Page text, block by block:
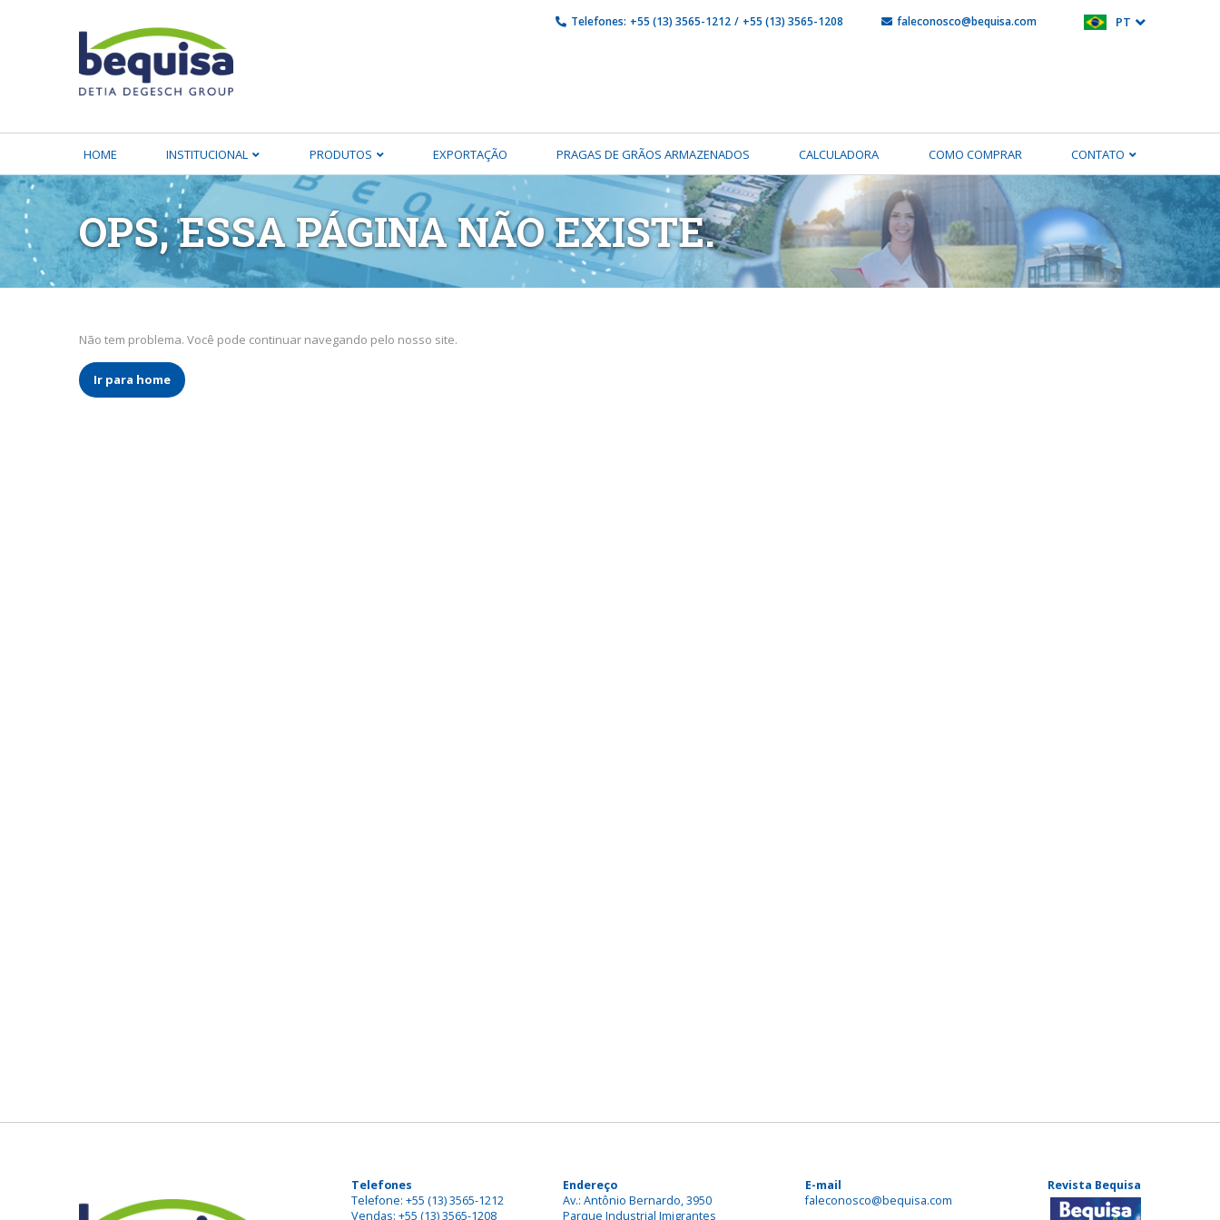
Telefones: +55 (13) 3565-1212 / +55 (13) 3565-1208 faleconosco@bequisa.com PT
HOME INSTITUCIONAL PRODUTOS EXPORTAÇÃO PRAGAS DE GRÃOS ARMAZENADOS CALCULADORA COMO COMPRAR CONTATO
OPS, ESSA PÁGINA NÃO EXISTE.
Não tem problema. Você pode continuar navegando pelo nosso site.
Ir para home
Telefones
Telefone: +55 (13) 3565-1212
Vendas: +55 (13) 3565-1208
Endereço
Av.: Antônio Bernardo, 3950
Parque Industrial Imigrantes
E-mail
faleconosco@bequisa.com
Revista Bequisa